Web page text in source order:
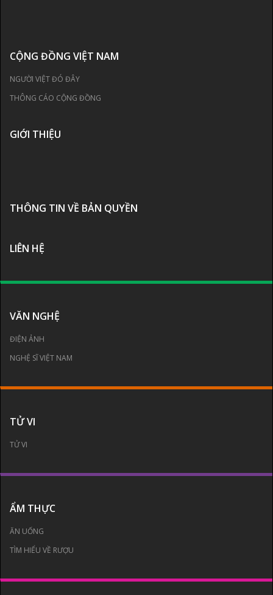
CỘNG ĐỒNG VIỆT NAM
NGƯỜI VIỆT ĐÓ ĐÂY
THÔNG CÁO CỘNG ĐỒNG
GIỚI THIỆU
THÔNG TIN VỀ BẢN QUYỀN
LIÊN HỆ
VĂN NGHỆ
ĐIỆN ẢNH
NGHỆ SĨ VIỆT NAM
TỬ VI
TỬ VI
ẨM THỰC
ĂN UỐNG
TÌM HIỂU VỀ RƯỢU